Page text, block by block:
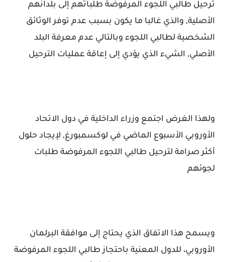
ترحيل طالبي اللجوء المرفوضة طلباتهم إلى بلدانهم
الأصلية, والذي غالبا ما يكون بسبب عدم توفر الوثائق
الشخصية لطالبي اللجوء وبالتالي عدم معرفة البلد
الأصلي, الشيء الذي يؤدي إلى إعاقة عمليات الترحيل
ولهذا الغرض اجتمع وزراء الداخلية في دول الاتحاد
الأوروبي الأسبوع الماضي في لوكسمبورغ, لإيجاد حلول
أكثر صرامة لترحيل طالبي اللجوء المرفوضة طلبات
لجوئهم
ويسمح هذا الاتفاق الذي يحتاج إلى موافقة البرلمان
الأوروبي، للدول المعنية باحتجاز طالبي اللجوء المرفوضة